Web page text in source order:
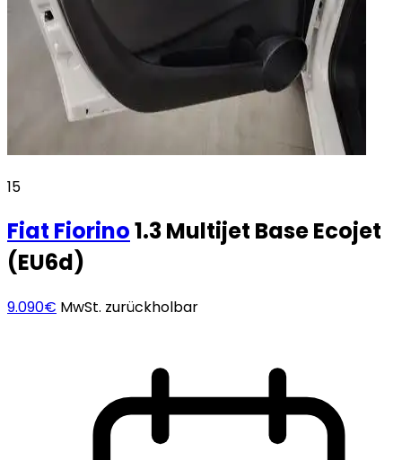
15
Fiat Fiorino1.3 Multijet Base Ecojet
(EU6d)
9.090€ MwSt. zurückholbar